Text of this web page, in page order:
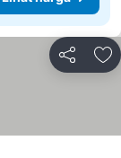
Bagikan